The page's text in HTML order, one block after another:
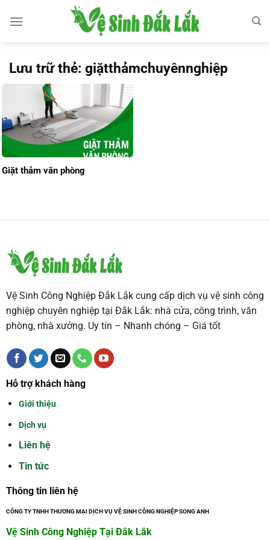
qua
Lưu trữ thẻ: giặtthảmchuyênnghiệp
Giặt thảm văn phòng
Vệ Sinh Công Nghiệp Đắk Lắk cung cấp dịch vụ vệ sinh công
nghiệp chuyên nghiệp tại Đắk Lắk: nhà cửa, công trình, văn
phòng, nhà xưởng. Uy tín – Nhanh chóng – Giá tốt
Hỗ trợ khách hàng
Giới thiệu
Dịch vụ
Liên hệ
Tin tức
Thông tin liên hệ
CÔNG TY TNHH THƯƠNG MẠI DỊCH VỤ VỆ SINH CÔNG NGHIỆP SONG ANH
Vệ Sinh Công Nghiệp Tại Đắk Lắk